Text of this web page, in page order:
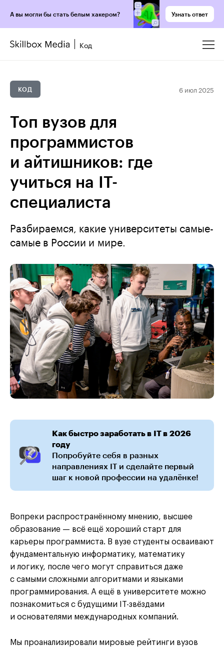
А вы могли бы стать белым хакером? Узнать ответ
Код
КОД 6 июл 2025
Топ вузов для
программистов
и айтишников: где
учиться на IT-
специалиста
Разбираемся, какие университеты самые-
самые в России и мире.
Как быстро заработать в IT в 2026
году
Попробуйте себя в разных
направлениях IT и сделайте первый
шаг к новой профессии на удалёнке!
Вопреки распространённому мнению, высшее
образование — всё ещё хороший старт для
карьеры программиста. В вузе студенты осваивают
фундаментальную информатику, математику
и логику, после чего могут справиться даже
с самыми сложными алгоритмами и языками
программирования. А ещё в университете можно
познакомиться с будущими IT-звёздами
и основателями международных компаний.
Мы проанализировали мировые рейтинги вузов